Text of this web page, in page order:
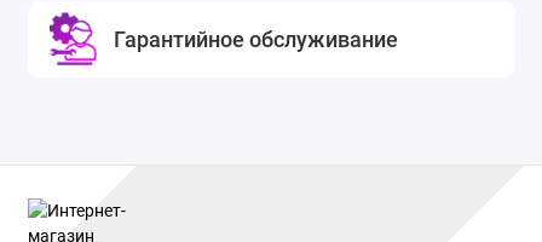
Гарантийное обслуживание